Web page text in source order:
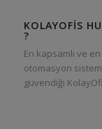
KOLAYOFIS
?
En kapsamlı ve
otomasyon
güvendiği